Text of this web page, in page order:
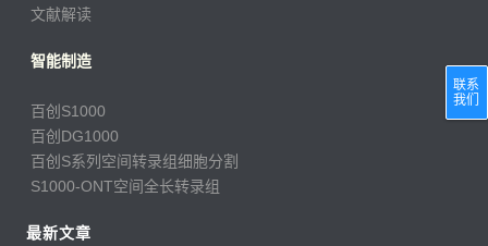
文献解读
智能制造
百创S1000
百创DG1000
百创S系列空间转录组细胞分割
S1000-ONT空间全长转录组
最新文章
联系
我们